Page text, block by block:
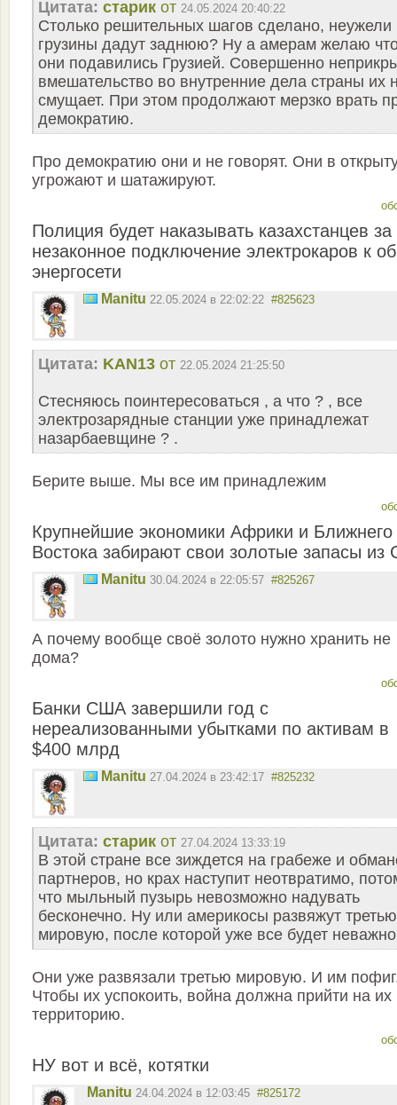
Цитата: старик от 24.05.2024 20:40:22
Столько решительных шагов сделано, неужели
грузины дадут заднюю? Ну а амерам желаю
они подавились Грузией. Совершенно
вмешательство во внутренние дела страны их
смущает. При этом продолжают мерзко врать
демократию.
Про демократию они и не говорят. Они в
угрожают и шатажируют.
Полиция будет наказывать казахстанцев за
незаконное подключение электрокаров к
энергосети
Manitu 22.05.2024 в 22:02:22 #825623
Цитата: KAN13 от 22.05.2024 21:25:50
Стесняюсь поинтересоваться , а что ? , все
электрозарядные станции уже принадлежат
назарбаевщине ? .
Берите выше. Мы все им принадлежим
Крупнейшие экономики Африки и Ближнего
Востока забирают свои золотые запасы
Manitu 30.04.2024 в 22:05:57 #825267
А почему вообще своё золото нужно хранить не
дома?
Банки США завершили год с
нереализованными убытками по активам в
$400 млрд
Manitu 27.04.2024 в 23:42:17 #825232
Цитата: старик от 27.04.2024 13:33:19
В этой стране все зиждется на грабеже и
партнеров, но крах наступит неотвратимо,
что мыльный пузырь невозможно надувать
бесконечно. Ну или америкосы развяжут третью
мировую, после которой уже все будет
Они уже развязали третью мировую. И им
Чтобы их успокоить, война должна прийти на их
территорию.
НУ вот и всё, котятки
Manitu 24.04.2024 в 12:03:45 #825172